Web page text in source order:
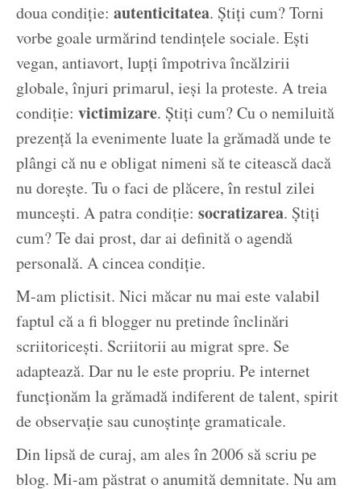
doua condiție: autenticitatea. Știți cum? Torni
vorbe goale urmărind tendințele sociale. Ești
vegan, antiavort, lupți împotriva încălzirii
globale, înjuri primarul, ieși la proteste. A treia
condiție: victimizare. Știți cum? Cu o nemiluită
prezență la evenimente luate la grămadă unde te
plângi că nu e obligat nimeni să te citească dacă
nu dorește. Tu o faci de plăcere, în restul zilei
muncești. A patra condiție: socratizarea. Știți
cum? Te dai prost, dar ai definită o agendă
personală. A cincea condiție.
M-am plictisit. Nici măcar nu mai este valabil
faptul că a fi blogger nu pretinde înclinări
scriitoricești. Scriitorii au migrat spre. Se
adaptează. Dar nu le este propriu. Pe internet
funcționăm la grămadă indiferent de talent, spirit
de observație sau cunoștințe gramaticale.
Din lipsă de curaj, am ales în 2006 să scriu pe
blog. Mi-am păstrat o anumită demnitate. Nu am